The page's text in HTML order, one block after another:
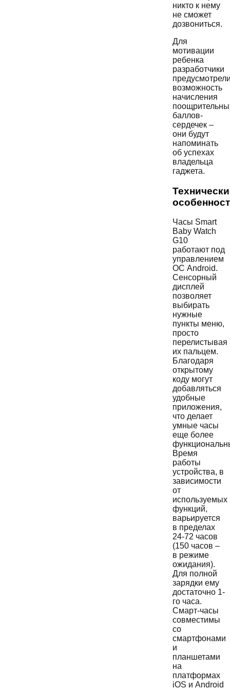
никто к нему
не сможет
дозвониться.
Для
мотивации
ребенка
разработчики
возможность
начисления
баллов-
сердечек –
они будут
напоминать
об успехах
владельца
гаджета.
Часы Smart
Baby Watch
G10
работают под
управлением
ОС Android.
Сенсорный
дисплей
позволяет
выбирать
нужные
пункты меню,
просто
перелистывая
их пальцем.
Благодаря
открытому
коду могут
добавляться
удобные
приложения,
что делает
умные часы
еще более
Время
работы
устройства, в
зависимости
от
используемых
функций,
варьируется
в пределах
24-72 часов
(150 часов –
в режиме
ожидания).
Для полной
зарядки ему
достаточно 1-
го часа.
Смарт-часы
совместимы
со
смартфонами
и
планшетами
на
платформах
iOS и Android